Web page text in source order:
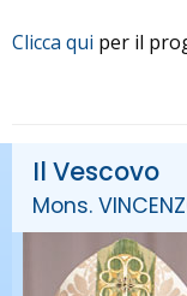
Clicca qui per il
Il Vescovo
Mons.